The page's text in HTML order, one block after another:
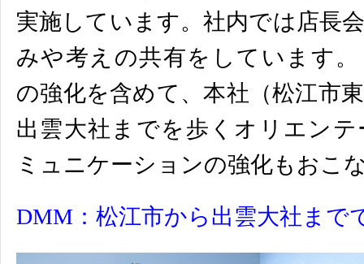
実施しています。社内では店長
みや考えの共有をしています。
の強化を含めて、本社（松江市
出雲大社までを歩くオリエン
ミュニケーションの強化もおこ
DMM：松江市から出雲大社まで